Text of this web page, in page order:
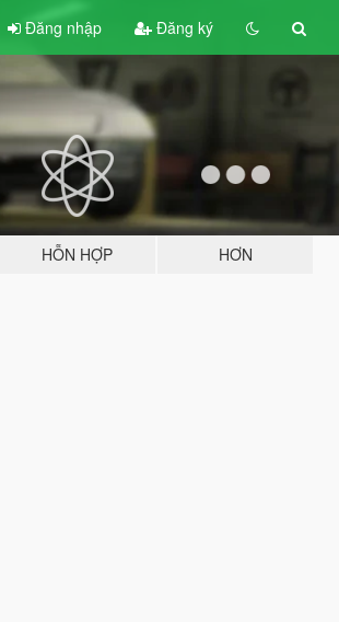
Đăng nhập Đăng ký
HỖN HỢP HƠN